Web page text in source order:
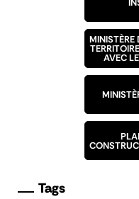
MINISTÈRE
AVEC
Tags